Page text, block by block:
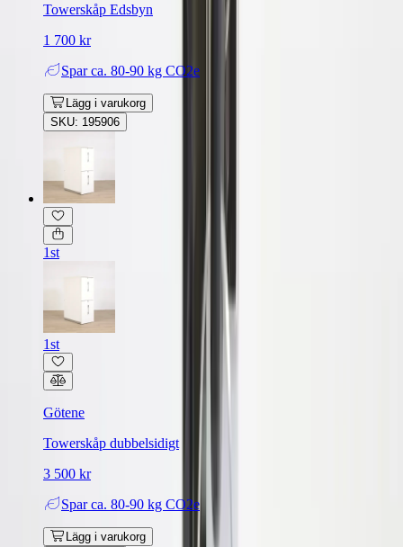
Towerskåp Edsbyn
1 700 kr
Spar ca. 80-90 kg CO2e
Lägg i varukorg
SKU: 195906
1st
1st
Götene
Towerskåp dubbelsidigt
3 500 kr
Spar ca. 80-90 kg CO2e
Lägg i varukorg